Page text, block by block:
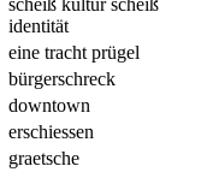
identität
eine tracht prügel
bürgerschreck
downtown
erschiessen
graetsche